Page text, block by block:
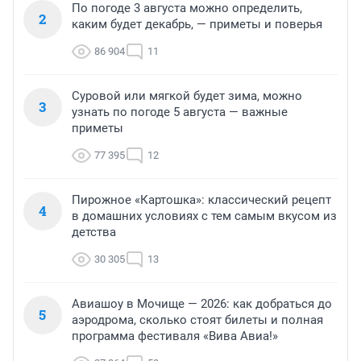
2
По погоде 3 августа можно определить,
каким будет декабрь, — приметы и поверья
86 904 11
3
Суровой или мягкой будет зима, можно
узнать по погоде 5 августа — важные
приметы
77 395 12
4
Пирожное «Картошка»: классический рецепт
в домашних условиях с тем самым вкусом из
детства
30 305 13
5
Авиашоу в Мочище — 2026: как добраться до
аэродрома, сколько стоят билеты и полная
программа фестиваля «Вива Авиа!»